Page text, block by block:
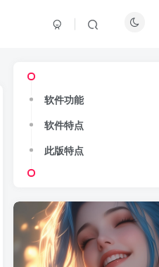
软件功能
软件特点
此版特点